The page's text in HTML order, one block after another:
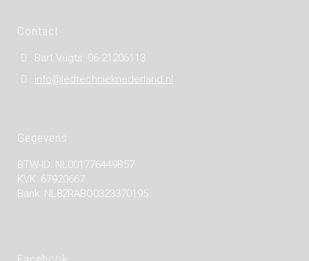
Contact
Bart Vugts: 06-21206113
info@ledtechnieknederland.nl
Gegevens
BTW-ID: NL001776449B57
KVK: 67920667
Bank: NL82RABO0323370195